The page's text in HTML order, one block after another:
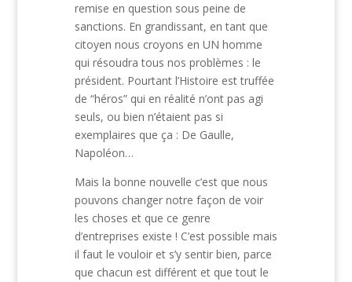
remise en question sous peine de
sanctions. En grandissant, en tant que
citoyen nous croyons en UN homme
qui résoudra tous nos problèmes : le
président. Pourtant l’Histoire est truffée
de “héros” qui en réalité n’ont pas agi
seuls, ou bien n’étaient pas si
exemplaires que ça : De Gaulle,
Napoléon…
Mais la bonne nouvelle c’est que nous
pouvons changer notre façon de voir
les choses et que ce genre
d’entreprises existe ! C’est possible mais
il faut le vouloir et s’y sentir bien, parce
que chacun est différent et que tout le